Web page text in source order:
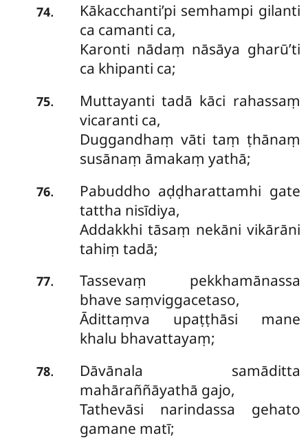
74.
Kākacchanti’pi semhampi gilanti
ca camanti ca,
Karonti nādaṃ nāsāya gharū’ti
ca khipanti ca;
75.
Muttayanti tadā kāci rahassaṃ
vicaranti ca,
Duggandhaṃ vāti taṃ ṭhānaṃ
susānaṃ āmakaṃ yathā;
76.
Pabuddho aḍḍharattamhi gate
tattha nisīdiya,
Addakkhi tāsaṃ nekāni vikārāni
tahiṃ tadā;
77.
Tassevaṃ pekkhamānassa
bhave saṃviggacetaso,
Ādittaṃva upaṭṭhāsi mane
khalu bhavattayaṃ;
78.
Dāvānala samāditta
mahāraññāyathā gajo,
Tathevāsi narindassa gehato
gamane matī;